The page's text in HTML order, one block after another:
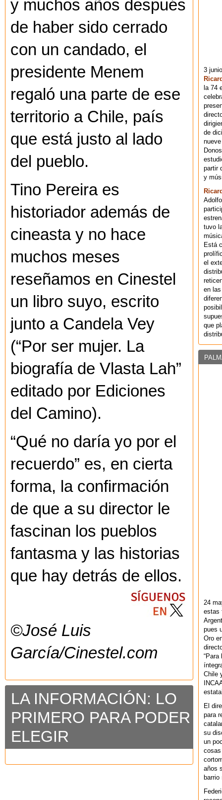
y muchos años después
de haber sido cerrado
con un candado, el
presidente Menem
regaló una parte de ese
territorio a Chile, país
que está justo al lado
del pueblo.
Tino Pereira es
historiador además de
cineasta y no hace
muchos meses
reseñamos en Cinestel
un libro suyo, escrito
junto a Candela Vey
(“Por ser mujer. La
biografía de Vlasta Lah”
editado por Ediciones
del Camino).
“Qué no daría yo por el
recuerdo” es, en cierta
forma, la confirmación
de que a su director le
fascinan los pueblos
fantasma y las historias
que hay detrás de ellos.
©José Luis
García/Cinestel.com
LA INFORMACIÓN: LO
PRIMERO PARA PODER
ELEGIR
3
la 74
de
partir
y
tuvo
Está
el
en
que
24
estas
pues
Oro
“Para
Chile
El
para
su
un
cosas
años